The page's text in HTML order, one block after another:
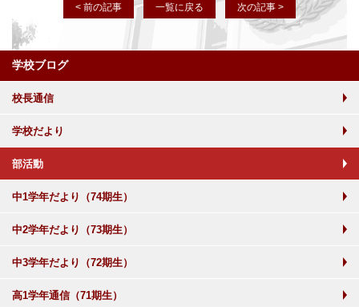
< 前の記事 一覧に戻る 次の記事 >
学校ブログ
校長通信
学校だより
部活動
中1学年だより（74期生）
中2学年だより（73期生）
中3学年だより（72期生）
高1学年通信（71期生）